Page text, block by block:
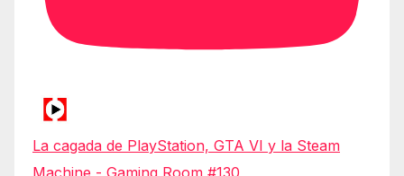
La cagada de PlayStation, GTA VI y la Steam
Machine - Gaming Room #130